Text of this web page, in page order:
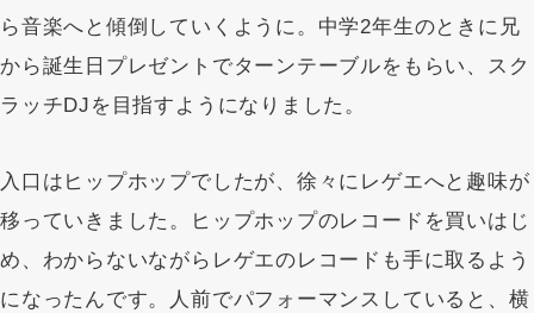
ら音楽へと傾倒していくように。中学2年生のときに兄
から誕生日プレゼントでターンテーブルをもらい、スク
ラッチDJを目指すようになりました。
入口はヒップホップでしたが、徐々にレゲエへと趣味が
移っていきました。ヒップホップのレコードを買いはじ
め、わからないながらレゲエのレコードも手に取るよう
になったんです。人前でパフォーマンスしていると、横